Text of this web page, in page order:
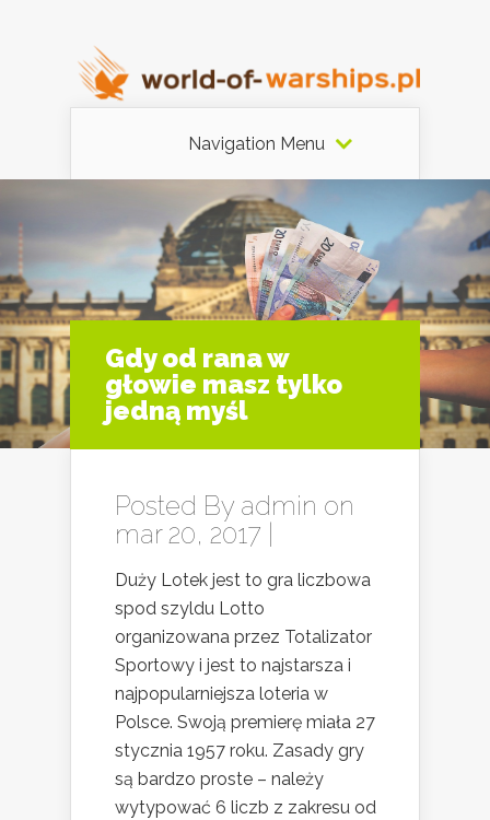
Navigation Menu
Gdy od rana w
głowie masz tylko
jedną myśl
Posted By admin on
mar 20, 2017 |
Duży Lotek jest to gra liczbowa
spod szyldu Lotto
organizowana przez Totalizator
Sportowy i jest to najstarsza i
najpopularniejsza loteria w
Polsce. Swoją premierę miała 27
stycznia 1957 roku. Zasady gry
są bardzo proste – należy
wytypować 6 liczb z zakresu od